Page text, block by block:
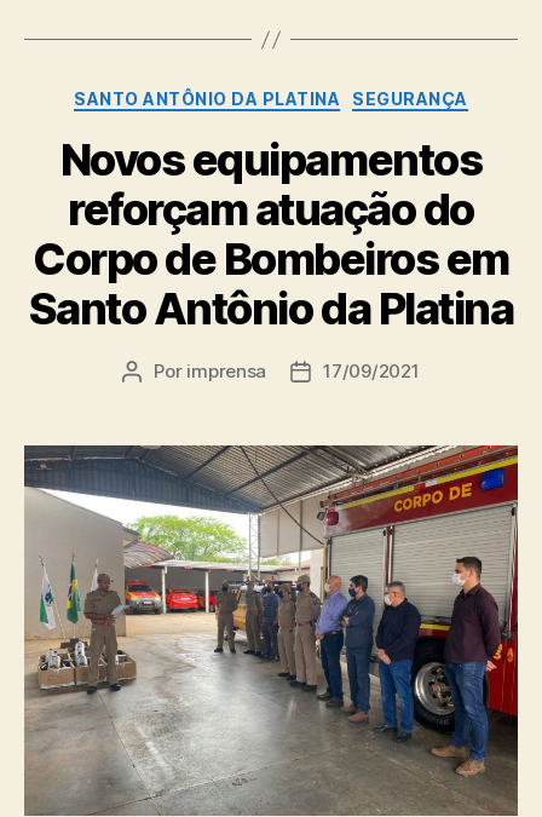
Categorias
SANTO ANTÔNIO DA PLATINA SEGURANÇA
Novos equipamentos
reforçam atuação do
Corpo de Bombeiros em
Santo Antônio da Platina
Autor
Por imprensa
Data17/09/2021